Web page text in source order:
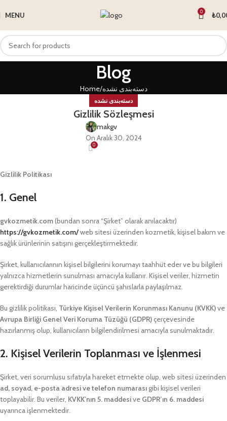
MENU 0 ₺
Blog
Home دسته‌بندی نشده
دسته‌بندی نشده
Gizlilik Sözleşmesi
makgv
On Aralık 30, 2024
0
Gizlilik Politikası
1. Genel
gvkozmetik.com(bundan sonra “Şirket” olarak anılacaktır)
https://gvkozmetik.com/web sitesi üzerinden kozmetik, kişisel bakım ve
sağlık ürünlerinin satışını gerçekleştirmektedir.
Şirket, kullanıcılarının kişisel bilgilerini korumayı taahhüt eder ve bu bilgileri
yalnızca hizmetlerin sunulması amacıyla kullanır. Kişisel veriler, hizmetin
gerektirdiği durumlar haricinde üçüncü şahıslarla paylaşılmaz.
Bu gizlilik politikası, Türkiye Kişisel Verilerin Korunması Kanunu (KVKK)ve
Avrupa Birliği Genel Veri Koruma Tüzüğü (GDPR)çerçevesinde
hazırlanmış olup, kullanıcıların bilgilendirilmesi amacıyla sunulmaktadır.
2. Kişisel Verilerin Toplanması ve İşlenmesi
Şirket, veri sorumlusu sıfatıyla hareket etmekte olup, web sitesi üzerinden
ad, soyad, e-posta adresi ve telefon numarasıgibi kişisel verileri
toplayabilir. Bu veriler, KVKK’nın 5. maddesive GDPR’ın 6. maddesi
uyarınca işlenmektedir.